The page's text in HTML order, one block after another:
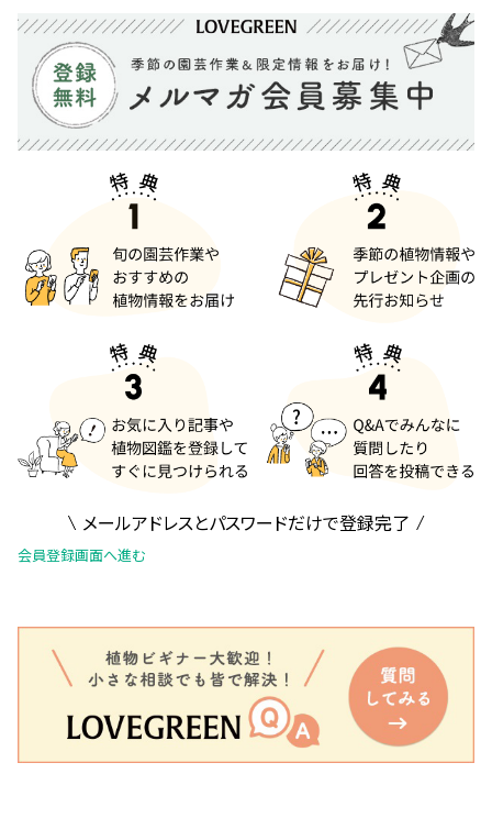
メールアドレスとパスワードだけで登録完了
会員登録画面へ進む